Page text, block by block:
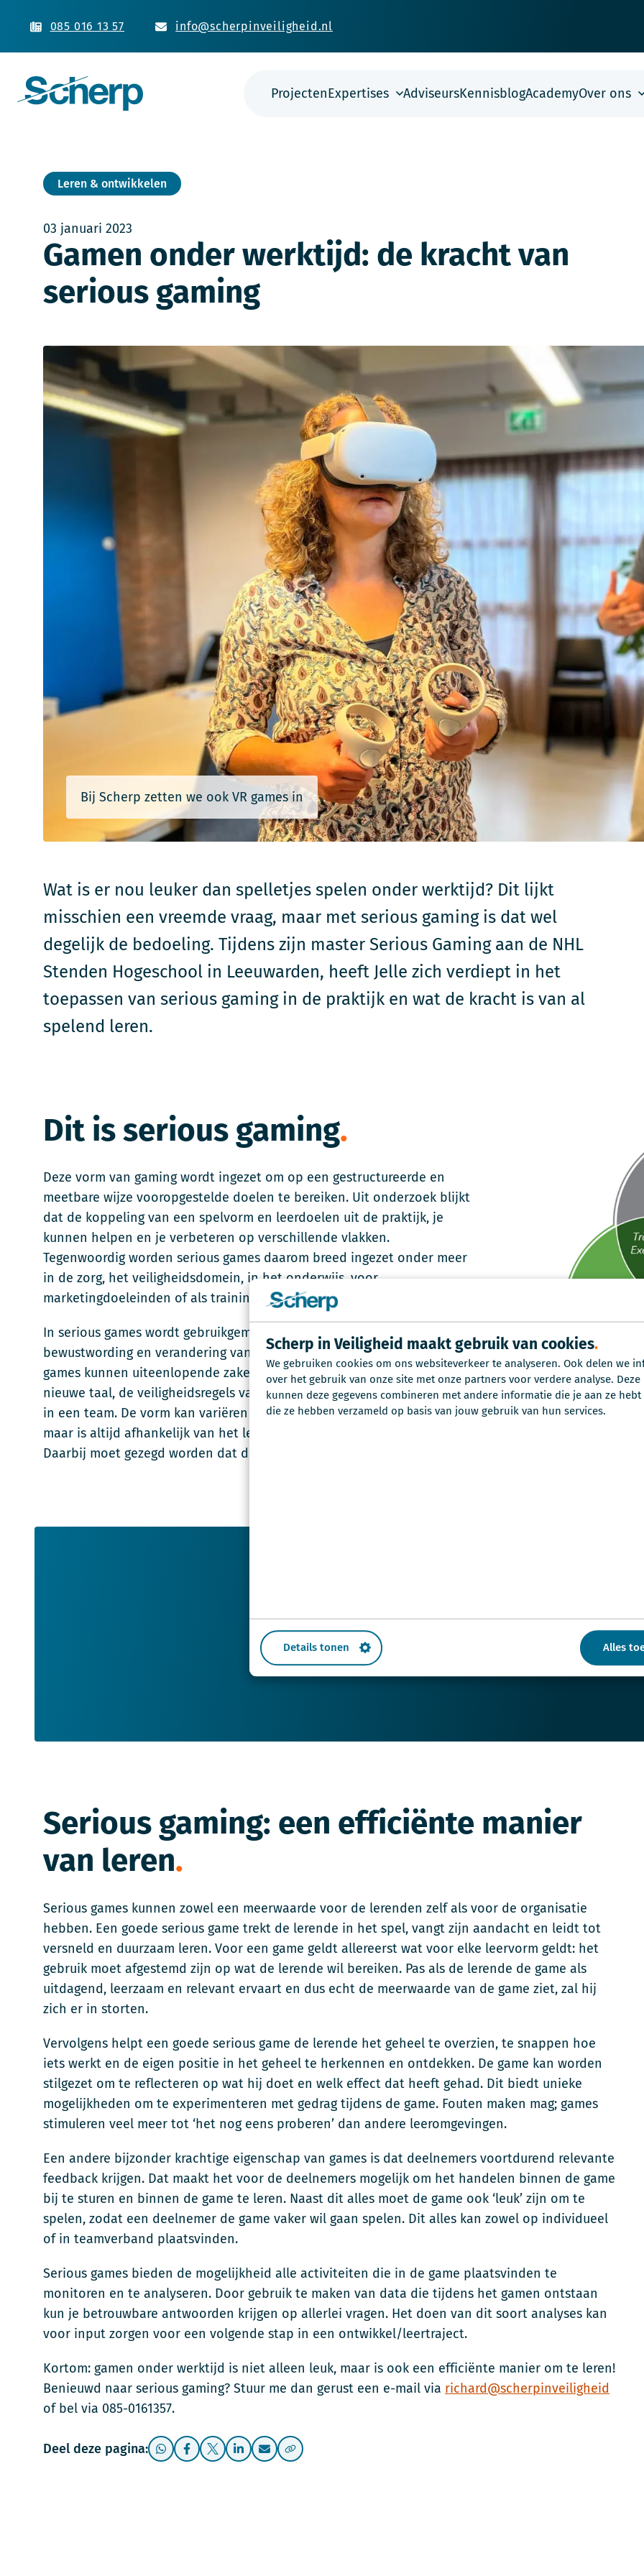
Scherp in Veiligheid maakt gebruik van cookies
We gebruiken cookies om ons websiteverkeer te analyseren. Ook delen we
over het gebruik van onze site met onze partners voor verdere analyse.
kunnen deze gegevens combineren met andere informatie die je aan ze
die ze hebben verzameld op basis van jouw gebruik van hun services.
Details tonen Alles
085 016 13 57 info@scherpinveiligheid.nl
ProjectenExpertises AdviseursKennisblogAcademyOver ons
Leren & ontwikkelen
03 januari 2023
Gamen onder werktijd: de kracht van
serious gaming
Bij Scherp zetten we ook VR games in
Wat is er nou leuker dan spelletjes spelen onder werktijd? Dit lijkt
misschien een vreemde vraag, maar met serious gaming is dat wel
degelijk de bedoeling. Tijdens zijn master Serious Gaming aan de NHL
Stenden Hogeschool in Leeuwarden, heeft Jelle zich verdiept in het
toepassen van serious gaming in de praktijk en wat de kracht is van al
spelend leren.
Dit is serious gaming
Deze vorm van gaming wordt ingezet om op een gestructureerde en
meetbare wijze vooropgestelde doelen te bereiken. Uit onderzoek blijkt
dat de koppeling van een spelvorm en leerdoelen uit de praktijk, je
kunnen helpen en je verbeteren op verschillende vlakken.
Tegenwoordig worden serious games daarom breed ingezet onder meer
in de zorg, het veiligheidsdomein, in het onderwijs, voor
marketingdoeleinden of als training-, werving- en selectiemiddel.
In serious games wordt gebruikgemaakt van spelbeleving met als doel
bewustwording en verandering van kennis, houding of gedrag. Via
games kunnen uiteenlopende zaken worden aangeleerd, zoals een
nieuwe taal, de veiligheidsregels van een organisatie of samenwerken
in een team. De vorm kan variëren van kaartspel tot Virtual Reality
maar is altijd afhankelijk van het leerdoel en het beschikbare budget.
Daarbij moet gezegd worden dat de kracht hem vaak zit in de eenvoud.
Gamen onder
maar is ook een
leren
Serious gaming: een efficiënte manier
van leren
Serious games kunnen zowel een meerwaarde voor de lerenden zelf als voor de organisatie
hebben. Een goede serious game trekt de lerende in het spel, vangt zijn aandacht en leidt tot
versneld en duurzaam leren. Voor een game geldt allereerst wat voor elke leervorm geldt: het
gebruik moet afgestemd zijn op wat de lerende wil bereiken. Pas als de lerende de game als
uitdagend, leerzaam en relevant ervaart en dus echt de meerwaarde van de game ziet, zal hij
zich er in storten.
Vervolgens helpt een goede serious game de lerende het geheel te overzien, te snappen hoe
iets werkt en de eigen positie in het geheel te herkennen en ontdekken. De game kan worden
stilgezet om te reflecteren op wat hij doet en welk effect dat heeft gehad. Dit biedt unieke
mogelijkheden om te experimenteren met gedrag tijdens de game. Fouten maken mag; games
stimuleren veel meer tot ‘het nog eens proberen’ dan andere leeromgevingen.
Een andere bijzonder krachtige eigenschap van games is dat deelnemers voortdurend relevante
feedback krijgen. Dat maakt het voor de deelnemers mogelijk om het handelen binnen de game
bij te sturen en binnen de game te leren. Naast dit alles moet de game ook ‘leuk’ zijn om te
spelen, zodat een deelnemer de game vaker wil gaan spelen. Dit alles kan zowel op individueel
of in teamverband plaatsvinden.
Serious games bieden de mogelijkheid alle activiteiten die in de game plaatsvinden te
monitoren en te analyseren. Door gebruik te maken van data die tijdens het gamen ontstaan
kun je betrouwbare antwoorden krijgen op allerlei vragen. Het doen van dit soort analyses kan
voor input zorgen voor een volgende stap in een ontwikkel/leertraject.
Kortom: gamen onder werktijd is niet alleen leuk, maar is ook een efficiënte manier om te leren!
Benieuwd naar serious gaming? Stuur me dan gerust een e-mail via richard@scherpinveiligheid
of bel via 085-0161357.
Deel deze pagina: